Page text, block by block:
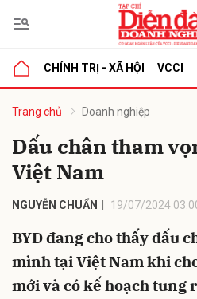
CHÍNH TRỊ - XÃ HỘI VCCI
Trang chủ Doanh nghiệp
Dấu chân tham
Việt Nam
NGUYỄN CHUẨN 19/07/2024
BYD đang cho thấy dấu
mình tại Việt Nam khi
mới và có kế hoạch tung
luận